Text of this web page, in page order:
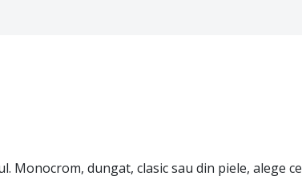
dungat, clasic sau din piele, alege